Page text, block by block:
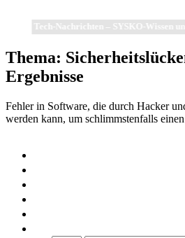
Tech-Nachrichten – SYSKO-Wissen
Thema:
Ergebnisse
Fehler in Software, die durch Hacker
werden kann, um schlimmstenfalls